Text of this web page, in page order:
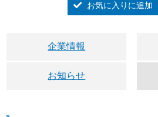
お気に入りに追加
企業情報
お知らせ